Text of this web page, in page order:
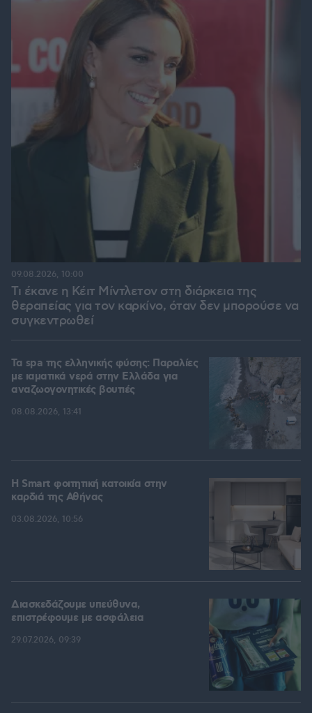
Τι έκανε η Κέιτ Μίντλετον στη διάρκεια της
θεραπείας για τον καρκίνο, όταν δεν μπορούσε να
συγκεντρωθεί
09.08.2026, 10:00
Τα spa της ελληνικής φύσης: Παραλίες
με ιαματικά νερά στην Ελλάδα για
αναζωογονητικές βουτιές
08.08.2026, 13:41
Η Smart φοιτητική κατοικία στην
καρδιά της Αθήνας
03.08.2026, 10:56
Διασκεδάζουμε υπεύθυνα,
επιστρέφουμε με ασφάλεια
29.07.2026, 09:39